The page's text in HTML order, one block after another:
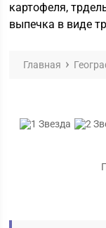
картофеля,
выпечка в виде
Главная